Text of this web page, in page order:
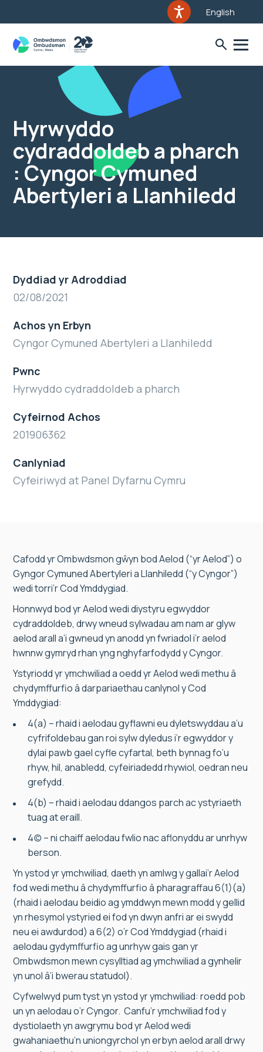
English
Hyrwyddo
cydraddoldeb a pharch
: Cyngor Cymuned
Abertyleri a Llanhiledd
Dyddiad yr Adroddiad
02/08/2021
Achos yn Erbyn
Cyngor Cymuned Abertyleri a Llanhiledd
Pwnc
Hyrwyddo cydraddoldeb a pharch
Cyfeirnod Achos
201906362
Canlyniad
Cyfeiriwyd at Panel Dyfarnu Cymru
Cafodd yr Ombwdsmon gŵyn bod Aelod (“yr Aelod”) o
Gyngor Cymuned Abertyleri a Llanhiledd (“y Cyngor”)
wedi torri’r Cod Ymddygiad.
Honnwyd bod yr Aelod wedi diystyru egwyddor
cydraddoldeb, drwy wneud sylwadau am nam ar glyw
aelod arall a’i gwneud yn anodd yn fwriadol i’r aelod
hwnnw gymryd rhan yng nghyfarfodydd y Cyngor.
Ystyriodd yr ymchwiliad a oedd yr Aelod wedi methu â
chydymffurfio â darpariaethau canlynol y Cod
Ymddygiad:
4(a) – rhaid i aelodau gyflawni eu dyletswyddau a’u
cyfrifoldebau gan roi sylw dyledus i’r egwyddor y
dylai pawb gael cyfle cyfartal, beth bynnag fo’u
rhyw, hil, anabledd, cyfeiriadedd rhywiol, oedran neu
grefydd.
4(b) – rhaid i aelodau ddangos parch ac ystyriaeth
tuag at eraill.
4(c) – ni chaiff aelodau fwlio nac aflonyddu ar unrhyw
berson.
Yn ystod yr ymchwiliad, daeth yn amlwg y gallai’r Aelod
fod wedi methu â chydymffurfio â pharagraffau 6(1)(a)
(rhaid i aelodau beidio ag ymddwyn mewn modd y gellid
yn rhesymol ystyried ei fod yn dwyn anfri ar ei swydd
neu ei awdurdod) a 6(2) o’r Cod Ymddygiad (rhaid i
aelodau gydymffurfio ag unrhyw gais gan yr
Ombwdsmon mewn cysylltiad ag ymchwiliad a gynhelir
yn unol â’i bwerau statudol).
Cyfwelwyd pum tyst yn ystod yr ymchwiliad: roedd pob
un yn aelodau o’r Cyngor. Canfu’r ymchwiliad fod y
dystiolaeth yn awgrymu bod yr Aelod wedi
gwahaniaethu’n uniongyrchol yn erbyn aelod arall drwy